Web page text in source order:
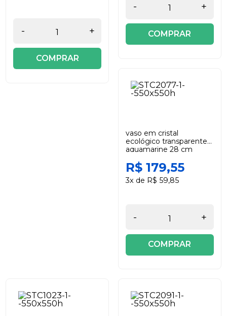
- +
COMPRAR
- +
COMPRAR
vaso em cristal
ecológico transparente
aquamarine 28 cm
R$ 179,55
3x de R$ 59,85
- +
COMPRAR